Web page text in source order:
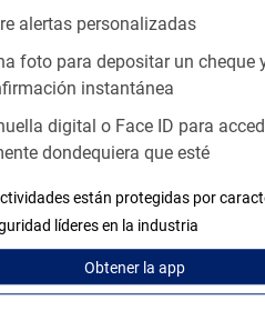
alertas personalizadas
foto para depositar un cheque
instantánea
digital o Face ID para
dondequiera que esté
están protegidas por
líderes en la industria
Obtenerla app
Conozca los
de tarjetas de
financiera antes de
Encuentre la